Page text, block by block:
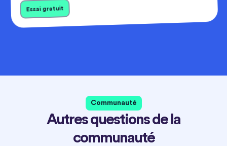
Essai gratuit
Communauté
Autres questions de la
communauté